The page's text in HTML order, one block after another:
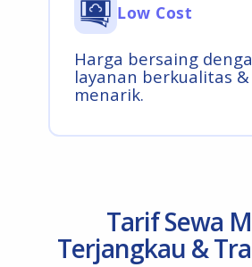
Low Cost
Harga bersaing
layanan berkualitas
menarik.
Tarif Sewa
Terjangkau &